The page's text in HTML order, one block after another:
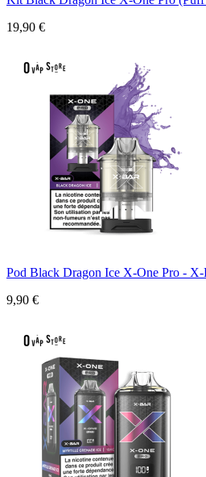
19,90 €
Pod Black Dragon Ice X-One Pro - X-
9,90 €